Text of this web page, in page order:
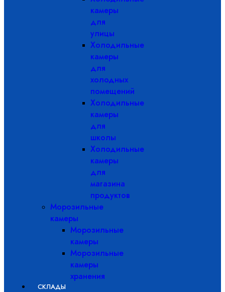
камеры
для
улицы
Холодильные
камеры
для
холодных
помещений
Холодильные
камеры
для
школы
Холодильные
камеры
для
магазина
продуктов
Морозильные
камеры
Морозильные
камеры
Морозильные
камеры
хранения
СКЛАДЫ